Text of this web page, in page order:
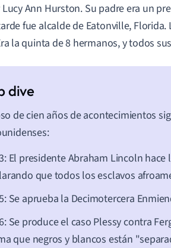
Ann Hurston. Su padre era un
fue alcalde de Eatonville,
la quinta de 8 hermanos, y todos
de cien años de acontecimientos
El presidente Abraham Lincoln
que todos los esclavos
Se aprueba la Decimotercera
Se produce el caso Plessy contra
que negros y blancos están